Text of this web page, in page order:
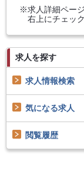
求人詳細ペー
右上にチェッ
求人を探す
求人情報検索
気になる求人
閲覧履歴